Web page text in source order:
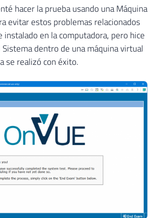
hacer la prueba usando una Máquina
evitar estos problemas relacionados
instalado en la computadora, pero hice
Sistema dentro de una máquina virtual
se realizó con éxito.